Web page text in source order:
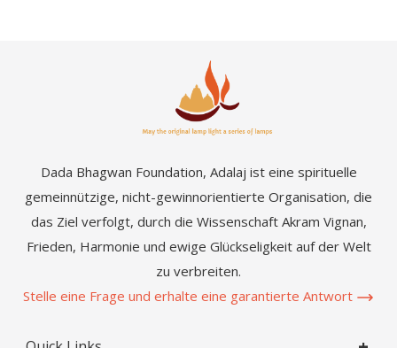
Dada Bhagwan Foundation, Adalaj ist eine spirituelle
gemeinnützige, nicht-gewinnorientierte Organisation, die
das Ziel verfolgt, durch die Wissenschaft Akram Vignan,
Frieden, Harmonie und ewige Glückseligkeit auf der Welt
zu verbreiten.
Stelle eine Frage und erhalte eine garantierte Antwort